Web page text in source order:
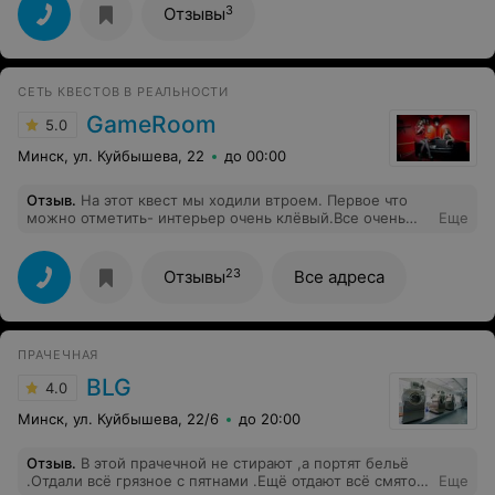
пришлось столкнуться, поразил. То, что семинара не
будет, никто не посчитал нужным сообщить, а за
принесённые неудобства и некомпетентность даже не
посчитали нужным извиниться или как минимум самим
в организацию людям, которые ценят своё время и
хотят получить качественные услуги. Ожидая
интересного обучения и новых знакомств, получила
много лишь разочарование.
Отзывы3
СЕТЬ КВЕСТОВ В РЕАЛЬНОСТИ
5.0 GameRoom
Минск, ул. Куйбышева, 22 до 00:00
Отзыв. На этот квест мы ходили втроем. Первое что
можно отметить- интерьер очень клёвый.Все очень
нас были крайне не понятные)) В общем впечатление
здоровское))
Еще
Отзывы23 Все адреса
ПРАЧЕЧНАЯ
4.0 BLG
Минск, ул. Куйбышева, 22/6 до 20:00
Отзыв. В этой прачечной не стирают ,а портят бельё
.Отдали всё грязное с пятнами .Ещё отдают всё смятое
Еще